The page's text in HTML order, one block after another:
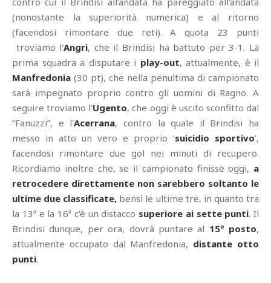
(nonostante la superiorità numerica) e al ritorno
(facendosi rimontare due reti). A quota 23 punti
troviamo l'Angri, che il Brindisi ha battuto per 3-1. La
prima squadra a disputare i play-out, attualmente, è il
Manfredonia (30 pt), che nella penultima di campionato
sarà impegnato proprio contro gli uomini di Ragno. A
seguire troviamo l'Ugento, che oggi è uscito sconfitto dal
“Fanuzzi”, e l'Acerrana, contro la quale il Brindisi ha
messo in atto un vero e proprio ‘suicidio sportivo’,
facendosi rimontare due gol nei minuti di recupero.
Ricordiamo inoltre che, se il campionato finisse oggi, a
retrocedere direttamente non sarebbero soltanto le
ultime due classificate, bensì le ultime tre, in quanto tra
la 13ª e la 16ª c'è un distacco superiore ai sette punti. Il
Brindisi dunque, per ora, dovrà puntare al 15º posto,
attualmente occupato dal Manfredonia, distante otto
punti.